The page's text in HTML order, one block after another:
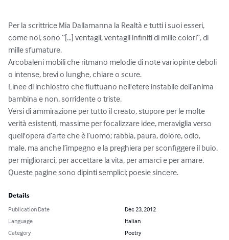
Per la scrittrice Mia Dallamanna la Realtà e tutti i suoi esseri,
come noi, sono “[…] ventagli, ventagli infiniti di mille colori”, di
mille sfumature.
Arcobaleni mobili che ritmano melodie di note variopinte deboli
o intense, brevi o lunghe, chiare o scure.
Linee di inchiostro che fluttuano nell'etere instabile dell’anima
bambina e non, sorridente o triste.
Versi di ammirazione per tutto il creato, stupore per le molte
verità esistenti, massime per focalizzare idee, meraviglia verso
quell'opera d’arte che è l’uomo; rabbia, paura, dolore, odio,
male, ma anche l’impegno e la preghiera per sconfiggere il buio,
per migliorarci, per accettare la vita, per amarci e per amare.
Queste pagine sono dipinti semplici; poesie sincere.
Details
Publication Date
Dec 23, 2012
Language
Italian
Category
Poetry